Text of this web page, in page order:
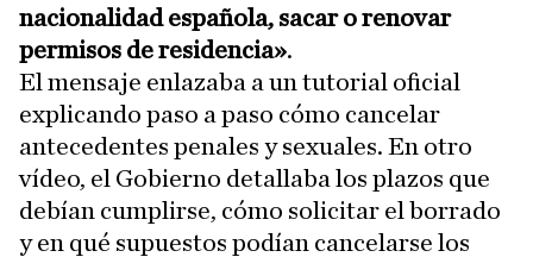
nacionalidad española, sacar o renovar
permisos de residencia».
El mensaje enlazaba a un tutorial oficial
explicando paso a paso cómo cancelar
antecedentes penales y sexuales. En otro
vídeo, el Gobierno detallaba los plazos que
debían cumplirse, cómo solicitar el borrado
y en qué supuestos podían cancelarse los